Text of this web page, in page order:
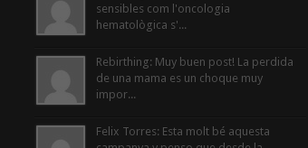
sensibles com l'oncologia
hematològica s'...
Rebirthing: Muy buen post! La perdida
de una mama es un choque muy
impor...
Felix Torres: Esta molt bé aquesta